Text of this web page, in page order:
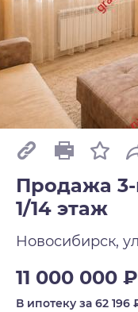
Продажа 3-
1/14 этаж
Новосибирск,
11 000 000 ₽
В ипотеку за 62 196